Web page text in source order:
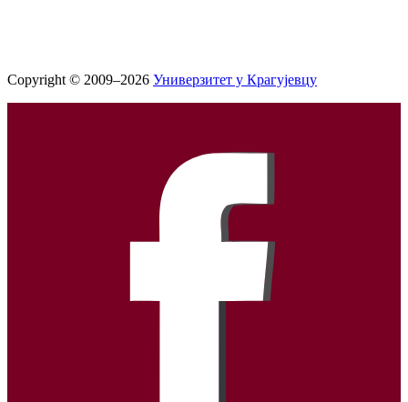
Copyright © 2009–2026 Универзитет у Крагујевцу